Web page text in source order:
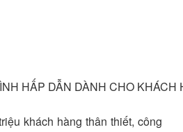
HẤP DẪN DÀNH CHO KHÁCH
khách hàng thân thiết, công